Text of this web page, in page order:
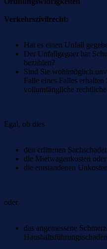
Verkehrszivilrecht:
Hat es einen Unfall
Der Unfallgegner hat
bezahlen?
Sind Sie wohlmöglich
Falle eines Falles
vollumfängliche
Egal, ob dies
den erlittenen
die Mietwagenkosten
die entstandenen Unkosten
oder
das angemessene
Haushaltsführungsschaden